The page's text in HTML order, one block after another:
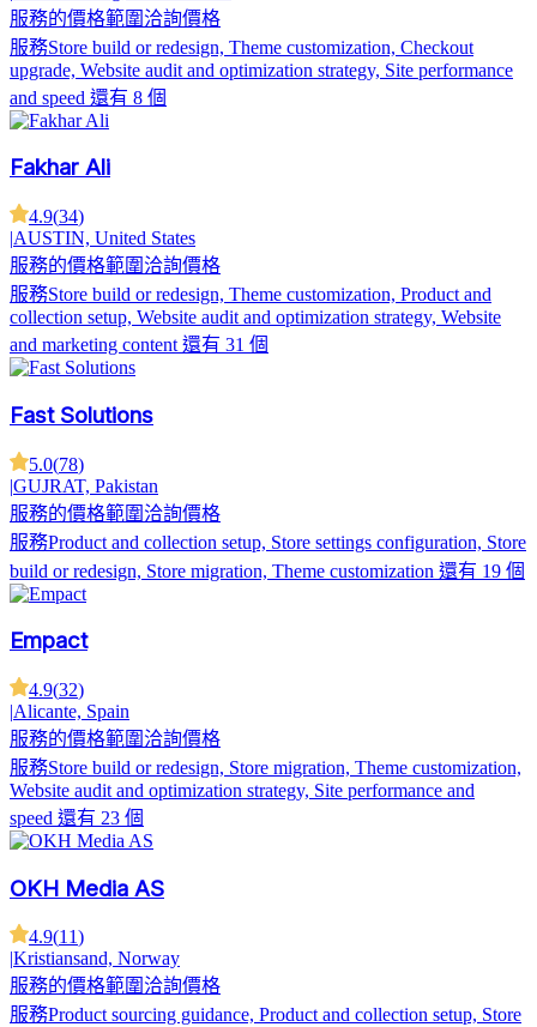
服務的價格範圍 洽詢價格
服務Store build or redesign, Theme customization, Checkout
upgrade, Website audit and optimization strategy, Site performance
and speed 還有 8 個
Fakhar Ali
4.9(34)
|AUSTIN, United States
服務的價格範圍 洽詢價格
服務Store build or redesign, Theme customization, Product and
collection setup, Website audit and optimization strategy, Website
and marketing content 還有 31 個
Fast Solutions
5.0(78)
|GUJRAT, Pakistan
服務的價格範圍 洽詢價格
服務Product and collection setup, Store settings configuration, Store
build or redesign, Store migration, Theme customization 還有 19 個
Empact
4.9(32)
|Alicante, Spain
服務的價格範圍 洽詢價格
服務Store build or redesign, Store migration, Theme customization,
Website audit and optimization strategy, Site performance and
speed 還有 23 個
OKH Media AS
4.9(11)
|Kristiansand, Norway
服務的價格範圍 洽詢價格
服務Product sourcing guidance, Product and collection setup, Store